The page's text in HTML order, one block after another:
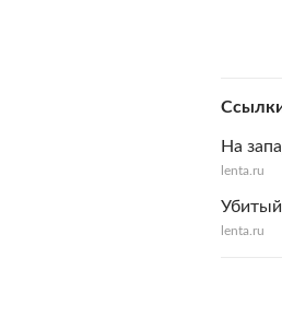
На
lenta.ru
lenta.ru